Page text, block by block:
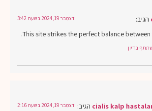
הגיב: דצמבר 19, 2024 בשעה 3:42
This site strikes the perfect balance
בדיון
cialis kalp הגיב: דצמבר 19, 2024 בשעה 2:16